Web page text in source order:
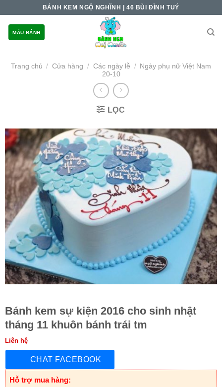
content
BÁNH KEM NGỘ NGHĨNH | 46 BÙI ĐÌNH TUÝ
MẪU BÁNH
Trang chủ / Cửa hàng / Các ngày lễ / Ngày phụ nữ Việt Nam
20-10
LỌC
Bánh kem sự kiện 2016 cho sinh nhật
tháng 11 khuôn bánh trái tm
Liên hệ
CHAT FACEBOOK
Hỗ trợ mua hàng: